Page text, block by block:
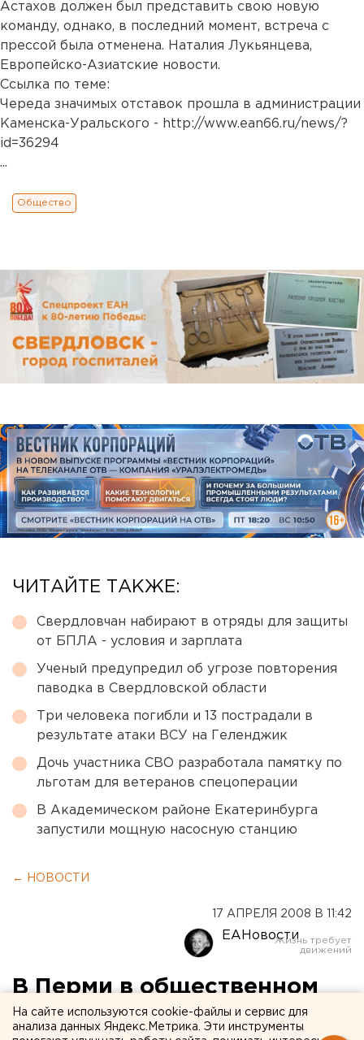
Астахов должен был представить свою новую
команду, однако, в последний момент, встреча с
прессой была отменена. Наталия Лукьянцева,
Европейско-Азиатские новости.
Ссылка по теме:
Череда значимых отставок прошла в администрации
Каменска-Уральского - http://www.ean66.ru/news/?
id=36294
...
Общество
ЧИТАЙТЕ ТАКЖЕ:
Свердловчан набирают в отряды для защиты
от БПЛА - условия и зарплата
Ученый предупредил об угрозе повторения
паводка в Свердловской области
Три человека погибли и 13 пострадали в
результате атаки ВСУ на Геленджик
Дочь участника СВО разработала памятку по
льготам для ветеранов спецоперации
В Академическом районе Екатеринбурга
запустили мощную насосную станцию
← НОВОСТИ
17 АПРЕЛЯ 2008 В 11:42
ЕАНовости
В Перми в общественном
транспорте появятся книги
На сайте используются cookie-файлы и сервис для
анализа данных Яндекс.Метрика. Эти инструменты